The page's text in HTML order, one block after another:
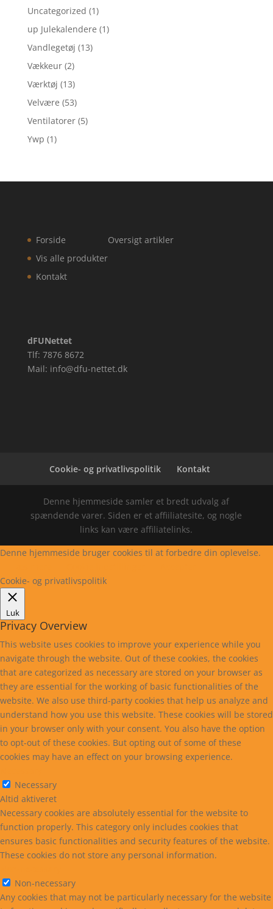
Uncategorized (1)
up Julekalendere (1)
Vandlegetøj (13)
Vækkeur (2)
Værktøj (13)
Velvære (53)
Ventilatorer (5)
Ywp (1)
Forside
Vis alle produkter
Kontakt
Oversigt artikler
dFUNettet
Tlf: 7876 8672
Mail: info@dfu-nettet.dk
Cookie- og privatlivspolitik Kontakt
Denne hjemmeside samler et bredt udvalg af
spændende varer. Siden er et affiiliatesite, og nogle
links kan være affiliatelinks.
Denne hjemmeside bruger cookies til at forbedre din oplevelse.
Cookie- og privatlivspolitik
Luk
Privacy Overview
This website uses cookies to improve your experience while you
navigate through the website. Out of these cookies, the cookies
that are categorized as necessary are stored on your browser as
they are essential for the working of basic functionalities of the
website. We also use third-party cookies that help us analyze and
understand how you use this website. These cookies will be stored
in your browser only with your consent. You also have the option
to opt-out of these cookies. But opting out of some of these
cookies may have an effect on your browsing experience.
Necessary
Altid aktiveret
Necessary cookies are absolutely essential for the website to
function properly. This category only includes cookies that
ensures basic functionalities and security features of the website.
These cookies do not store any personal information.
Non-necessary
Any cookies that may not be particularly necessary for the website